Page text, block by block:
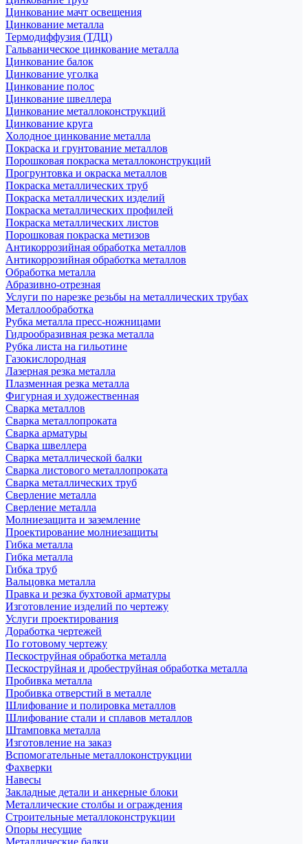
Цинкование мачт освещения
Цинкование металла
Термодиффузия (ТДЦ)
Гальваническое цинкование металла
Цинкование балок
Цинкование уголка
Цинкование полос
Цинкование швеллера
Цинкование металлоконструкций
Цинкование круга
Холодное цинкование металла
Покраска и грунтование металлов
Порошковая покраска металлоконструкций
Прогрунтовка и окраска металлов
Покраска металлических труб
Покраска металлических изделий
Покраска металлических профилей
Покраска металлических листов
Порошковая покраска метизов
Антикоррозийная обработка металлов
Антикоррозийная обработка металлов
Обработка металла
Абразивно-отрезная
Услуги по нарезке резьбы на металлических трубах
Металлообработка
Рубка металла пресс-ножницами
Гидрообразивная резка металла
Рубка листа на гильотине
Газокислородная
Лазерная резка металла
Плазменная резка металла
Фигурная и художественная
Сварка металлов
Сварка металлопроката
Сварка арматуры
Сварка швеллера
Сварка металлической балки
Сварка листового металлопроката
Сварка металлических труб
Сверление металла
Сверление металла
Молниезащита и заземление
Проектирование молниезащиты
Гибка металла
Гибка металла
Гибка труб
Вальцовка металла
Правка и резка бухтовой арматуры
Изготовление изделий по чертежу
Услуги проектирования
Доработка чертежей
По готовому чертежу
Пескоструйная обработка металла
Пескоструйная и дробеструйная обработка металла
Пробивка металла
Пробивка отверстий в металле
Шлифование и полировка металлов
Шлифование стали и сплавов металлов
Штамповка металла
Изготовление на заказ
Вспомогательные металлоконструкции
Фахверки
Навесы
Закладные детали и анкерные блоки
Металлические столбы и ограждения
Строительные металлоконструкции
Опоры несущие
Металлические балки